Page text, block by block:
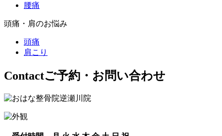
腰痛
頭痛・肩のお悩み
頭痛
肩こり
Contactご予約・お問い合わせ